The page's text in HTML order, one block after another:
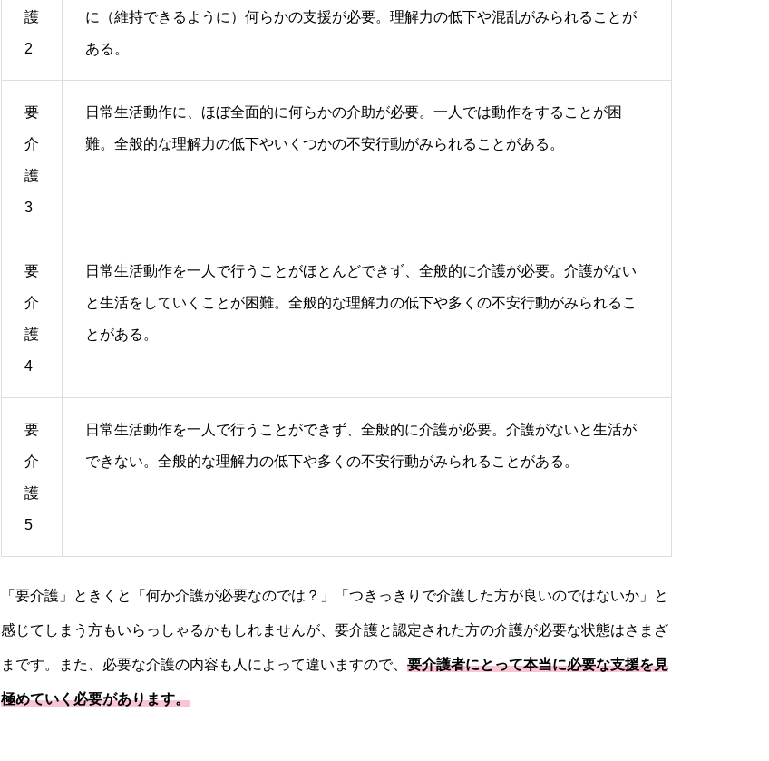
護
2
に（維持できるように）何らかの支援が必要。理解力の低下や混乱がみられることが
ある。
要
介
護
3
日常生活動作に、ほぼ全面的に何らかの介助が必要。一人では動作をすることが困
難。全般的な理解力の低下やいくつかの不安行動がみられることがある。
要
介
護
4
日常生活動作を一人で行うことがほとんどできず、全般的に介護が必要。介護がない
と生活をしていくことが困難。全般的な理解力の低下や多くの不安行動がみられるこ
とがある。
要
介
護
5
日常生活動作を一人で行うことができず、全般的に介護が必要。介護がないと生活が
できない。全般的な理解力の低下や多くの不安行動がみられることがある。
「要介護」ときくと「何か介護が必要なのでは？」「つきっきりで介護した方が良いのではないか」と
感じてしまう方もいらっしゃるかもしれませんが、要介護と認定された方の介護が必要な状態はさまざ
まです。また、必要な介護の内容も人によって違いますので、 要介護者にとって本当に必要な支援を見
極めていく必要があります。